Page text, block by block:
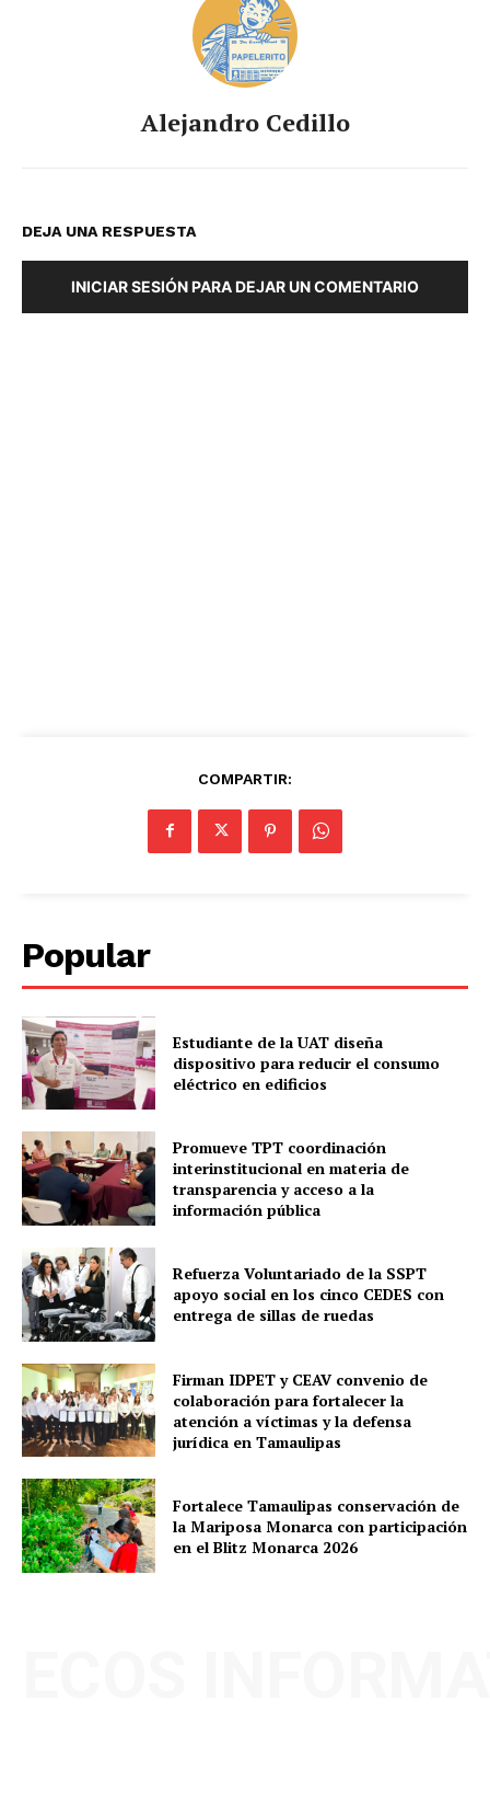
Alejandro Cedillo
DEJA UNA RESPUESTA
INICIAR SESIÓN PARA DEJAR UN COMENTARIO
COMPARTIR:
Popular
Estudiante de la UAT diseña
dispositivo para reducir el consumo
eléctrico en edificios
Promueve TPT coordinación
interinstitucional en materia de
transparencia y acceso a la
información pública
Refuerza Voluntariado de la SSPT
apoyo social en los cinco CEDES con
entrega de sillas de ruedas
Firman IDPET y CEAV convenio de
colaboración para fortalecer la
atención a víctimas y la defensa
jurídica en Tamaulipas
Fortalece Tamaulipas conservación de
la Mariposa Monarca con participación
en el Blitz Monarca 2026